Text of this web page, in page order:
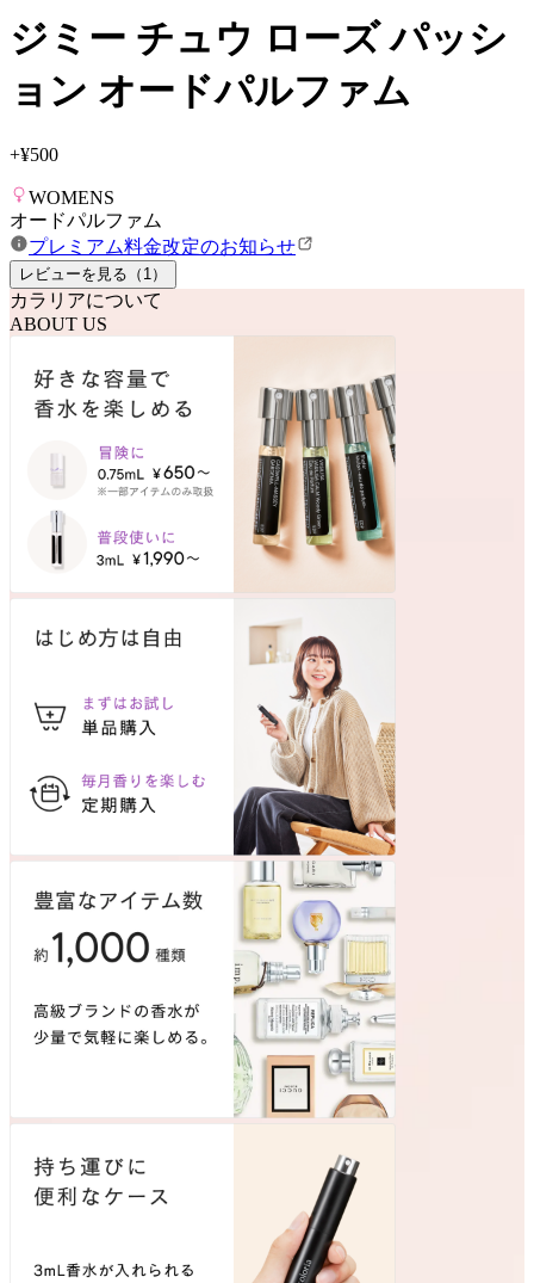
ジミー チュウ ローズ パッシ
ョン オードパルファム
+¥500
WOMENS
オードパルファム
プレミアム料金改定のお知らせ
レビューを見る（ 1 ）
カラリアについて
ABOUT US